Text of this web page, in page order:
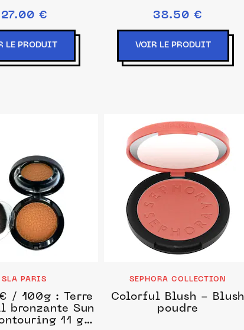
27.00 €
LE PRODUIT
38.50 €
VOIR LE PRODUIT
SLA PARIS
/ 100g : Terre
bronzante Sun
11 g
SEPHORA COLLECTION
Colorful Blush - Blush
poudre